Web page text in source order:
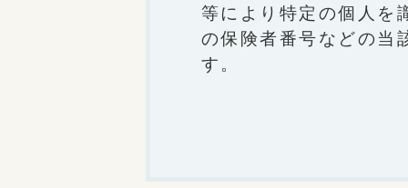
等により特定の個人を
の保険者番号などの当
す。